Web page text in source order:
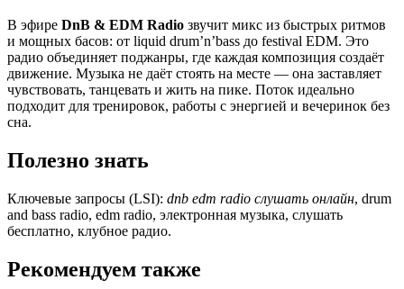
В эфире DnB & EDM Radio звучит микс из быстрых ритмов
и мощных басов: от liquid drum’n’bass до festival EDM. Это
радио объединяет поджанры, где каждая композиция создаёт
движение. Музыка не даёт стоять на месте — она заставляет
чувствовать, танцевать и жить на пике. Поток идеально
подходит для тренировок, работы с энергией и вечеринок без
сна.
Полезно знать
Ключевые запросы (LSI): dnb edm radio слушать онлайн, drum
and bass radio, edm radio, электронная музыка, слушать
бесплатно, клубное радио.
Рекомендуем также